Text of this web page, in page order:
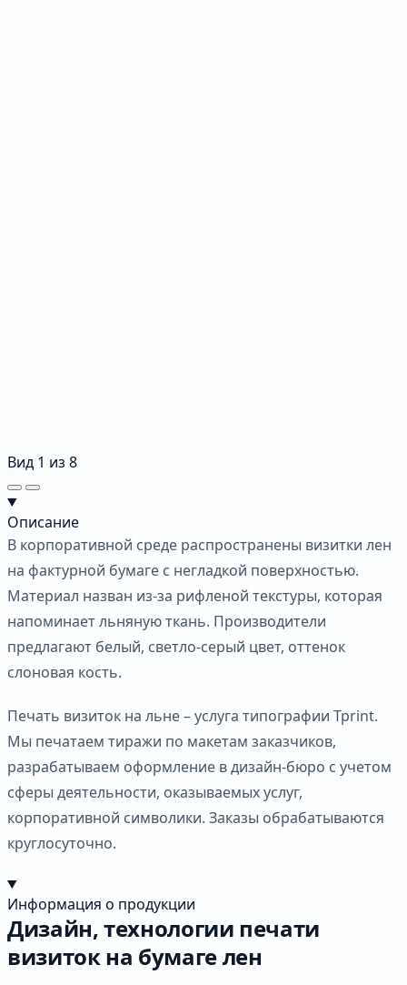
Вид 1 из 8
Описание
В корпоративной среде распространены визитки лен
на фактурной бумаге с негладкой поверхностью.
Материал назван из-за рифленой текстуры, которая
напоминает льняную ткань. Производители
предлагают белый, светло-серый цвет, оттенок
слоновая кость.
Печать визиток на льне – услуга типографии Tprint.
Мы печатаем тиражи по макетам заказчиков,
разрабатываем оформление в дизайн-бюро с учетом
сферы деятельности, оказываемых услуг,
корпоративной символики. Заказы обрабатываются
круглосуточно.
Информация о продукции
Дизайн, технологии печати
визиток на бумаге лен